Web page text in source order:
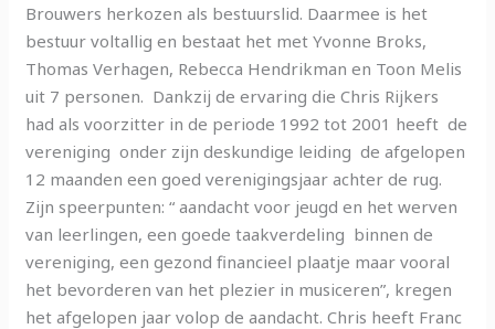
Brouwers herkozen als bestuurslid. Daarmee is het
bestuur voltallig en bestaat het met Yvonne Broks,
Thomas Verhagen, Rebecca Hendrikman en Toon Melis
uit 7 personen. Dankzij de ervaring die Chris Rijkers
had als voorzitter in de periode 1992 tot 2001 heeft de
vereniging onder zijn deskundige leiding de afgelopen
12 maanden een goed verenigingsjaar achter de rug.
Zijn speerpunten: “ aandacht voor jeugd en het werven
van leerlingen, een goede taakverdeling binnen de
vereniging, een gezond financieel plaatje maar vooral
het bevorderen van het plezier in musiceren”, kregen
het afgelopen jaar volop de aandacht. Chris heeft Franc